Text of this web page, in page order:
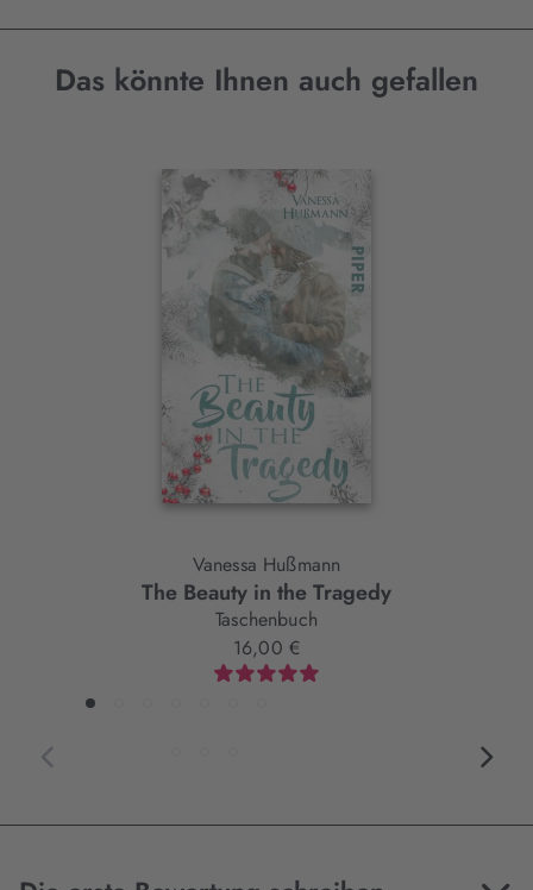
Das könnte Ihnen auch gefallen
Interaktives
Vanessa Hußmann
The Beauty in the Tragedy
Taschenbuch
16,00 €